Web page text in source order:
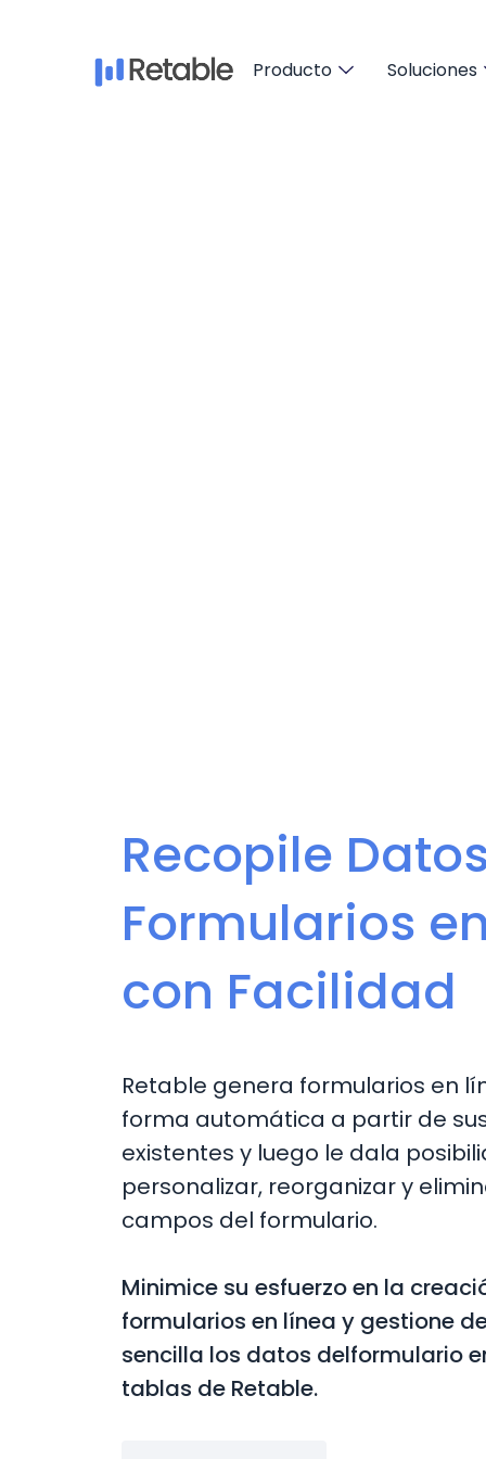
Producto Soluciones
Recopile
Formularios
con Facilidad
Retable genera formularios en
forma automática a partir de
existentes y luego le dala
personalizar, reorganizar y
campos del formulario.
Minimice su esfuerzo en la
formularios en línea y gestione
sencilla los datos delformulario
tablas de Retable.